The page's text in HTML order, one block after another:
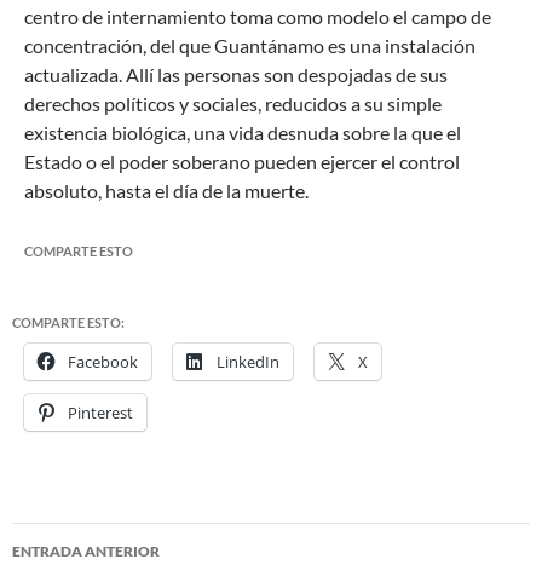
centro de internamiento toma como modelo el campo de
concentración, del que Guantánamo es una instalación
actualizada. Allí las personas son despojadas de sus
derechos políticos y sociales, reducidos a su simple
existencia biológica, una vida desnuda sobre la que el
Estado o el poder soberano pueden ejercer el control
absoluto, hasta el día de la muerte.
COMPARTE ESTO
COMPARTE ESTO:
Facebook LinkedIn X
Pinterest
ENTRADA ANTERIOR